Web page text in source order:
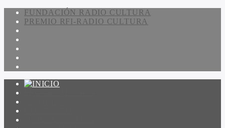
FUNDACIÓN RADIO CULTURA
PREMIO RFI-RADIO CULTURA